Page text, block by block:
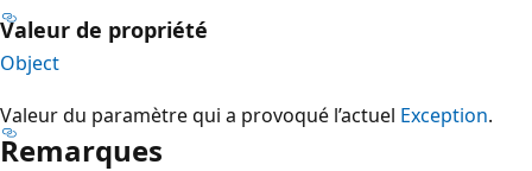
Valeur de propriété
Object
Valeur du paramètre qui a provoqué l’actuel Exception.
Remarques